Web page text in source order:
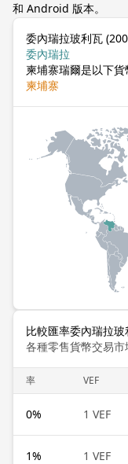
和 Android 版本。
委內瑞拉玻利瓦
委內瑞拉
柬埔寨瑞爾是以下貨
柬埔寨
比較匯率委內瑞拉
各種零售貨幣交易
率 VEF
0% 1 VEF
1% 1 VEF